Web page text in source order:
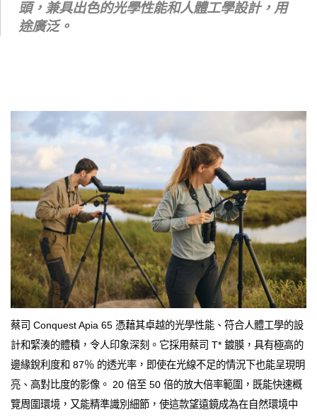
頭，兼具出色的光學性能和人體工學設計，用
途廣泛。
蔡司 Conquest Apia 65 憑藉其卓越的光學性能、符合人體工學的設
計和緊湊的體積，令人印象深刻。它採用蔡司 T* 鍍膜，具有極高的
邊緣銳利度和 87％ 的透光率，即使在光線不足的情況下也能呈現明
亮、高對比度的影像。 20 倍至 50 倍的放大倍率範圍，既能快速概
覽周圍環境，又能精準識別細節，使這款望遠鏡成為在自然環境中